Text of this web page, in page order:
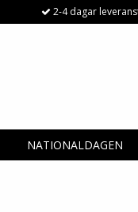
2-4 dagar
NATIONALDAGEN